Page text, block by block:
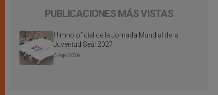
PUBLICACIONES MÁS VISTAS
Himno oficial de la Jornada Mundial de la
Juventud Seúl 2027
3 Ago 2026